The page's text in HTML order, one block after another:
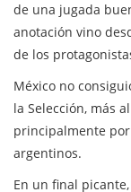
de una jugada
anotación vino
de los
México no
la Selección, más
principalmente por
argentinos.
En un final